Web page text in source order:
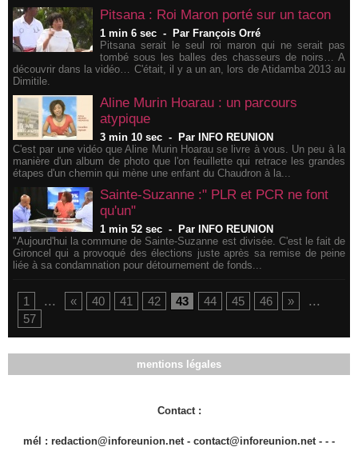
Pitsana : Roi Maron porté sur un tacon
1 min 6 sec-
Par François Orré
Pitsana serait le seul roi maron qui ne serait pas
tombé sous les balles des chasseurs de noirs… A
découvrir dans la vidéo… C'était, il y a un an, lors de Atidamba 2013 au
Dimitile.
Aline Murin Hoarau : un parcours
atypique
3 min 10 sec-
Par INFO REUNION
C'est par une vidéo que Aline Murin Hoarau se livre à vous. Un peu à la
manière d'un album de photo que l'on feuillette qui retrace les grandes
étapes d'un chemin qui mène une enfant du Chaudron à la...
Sainte-Suzanne :" PLR et PCR ne font
qu'un"
1 min 52 sec-
Par INFO REUNION
"Aujourd'hui la commune de Sainte-Suzanne est divisée. C'est le fait de
Gironcel qui a provoqué des élections juste après sa remise de peine
liée à sa condamnation pour détournement de fonds...
1 ... « 40 41 42 43 44 45 46 » ...
57
mentions légales
Contact :
mél : redaction@inforeunion.net - contact@inforeunion.net - - -